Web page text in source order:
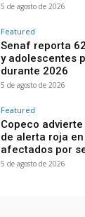
5 de agosto de 2026
Featured
Senaf reporta
y adolescentes
durante 2026
5 de agosto de 2026
Featured
Copeco
de alerta roja
afectados por
5 de agosto de 2026